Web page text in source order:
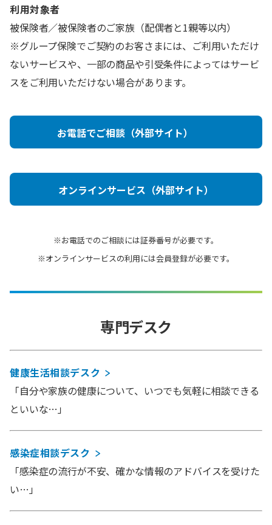
利用対象者
被保険者／被保険者のご家族（配偶者と1親等以内）
※グループ保険でご契約のお客さまには、ご利用いただけ
ないサービスや、一部の商品や引受条件によってはサービ
スをご利用いただけない場合があります。
お電話でご相談（外部サイト）
オンラインサービス（外部サイト）
※お電話でのご相談には証券番号が必要です。
※オンラインサービスの利用には会員登録が必要です。
専門デスク
健康生活相談デスク
「自分や家族の健康について、いつでも気軽に相談できる
といいな…」
感染症相談デスク
「感染症の流行が不安、確かな情報のアドバイスを受けた
い…」